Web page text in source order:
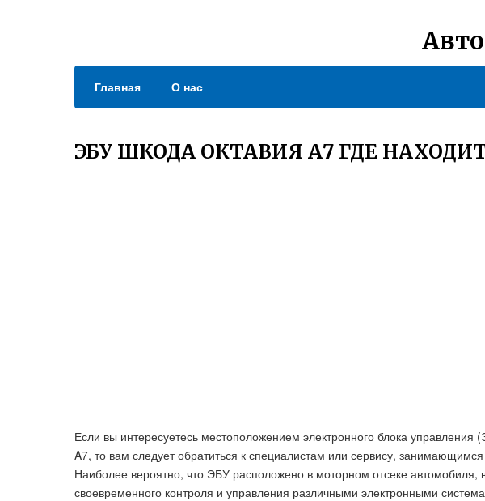
Главная О нас
ЭБУ ШКОДА ОКТАВИЯ А7 ГДЕ
Если вы интересуетесь местоположением электронного блока
A7, то вам следует обратиться к специалистам или сервису,
Наиболее вероятно, что ЭБУ расположено в моторном отсеке автомобиля,
своевременного контроля и управления различными электронными